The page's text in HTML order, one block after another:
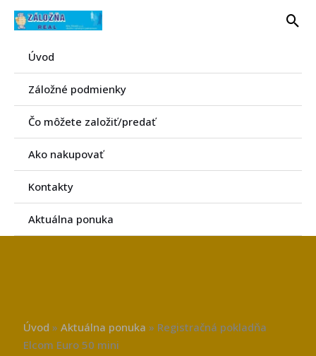
Preskočiť
Úvod
Záložné podmienky
Čo môžete založiť/predať
Ako nakupovať
Kontakty
Aktuálna ponuka
Úvod »Aktuálna ponuka » Registračná pokladňa
Elcom Euro 50 mini